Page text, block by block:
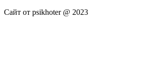
Сайт от psikhoter @ 2023